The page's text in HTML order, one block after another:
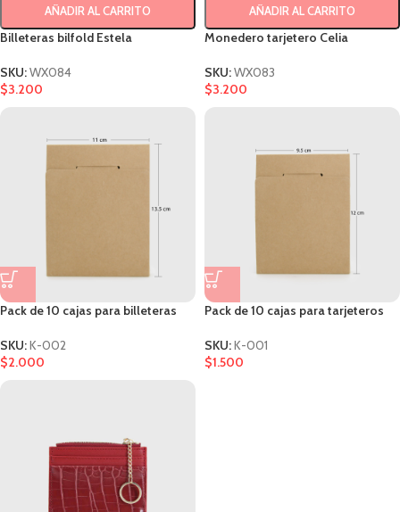
AÑADIR AL CARRITO
Billeteras bilfold Estela
SKU:WX084
$3.200
AÑADIR AL CARRITO
Monedero tarjetero Celia
SKU:WX083
$3.200
Pack de 10 cajas para billeteras
SKU:K-002
$2.000
Pack de 10 cajas para tarjeteros
SKU:K-001
$1.500